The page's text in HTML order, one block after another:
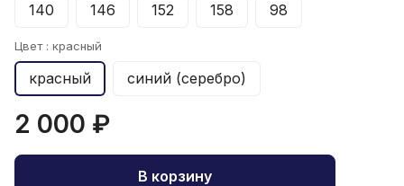
140 146 152 158 98
Цвет : красный
красный синий (серебро)
2 000 ₽
В корзину